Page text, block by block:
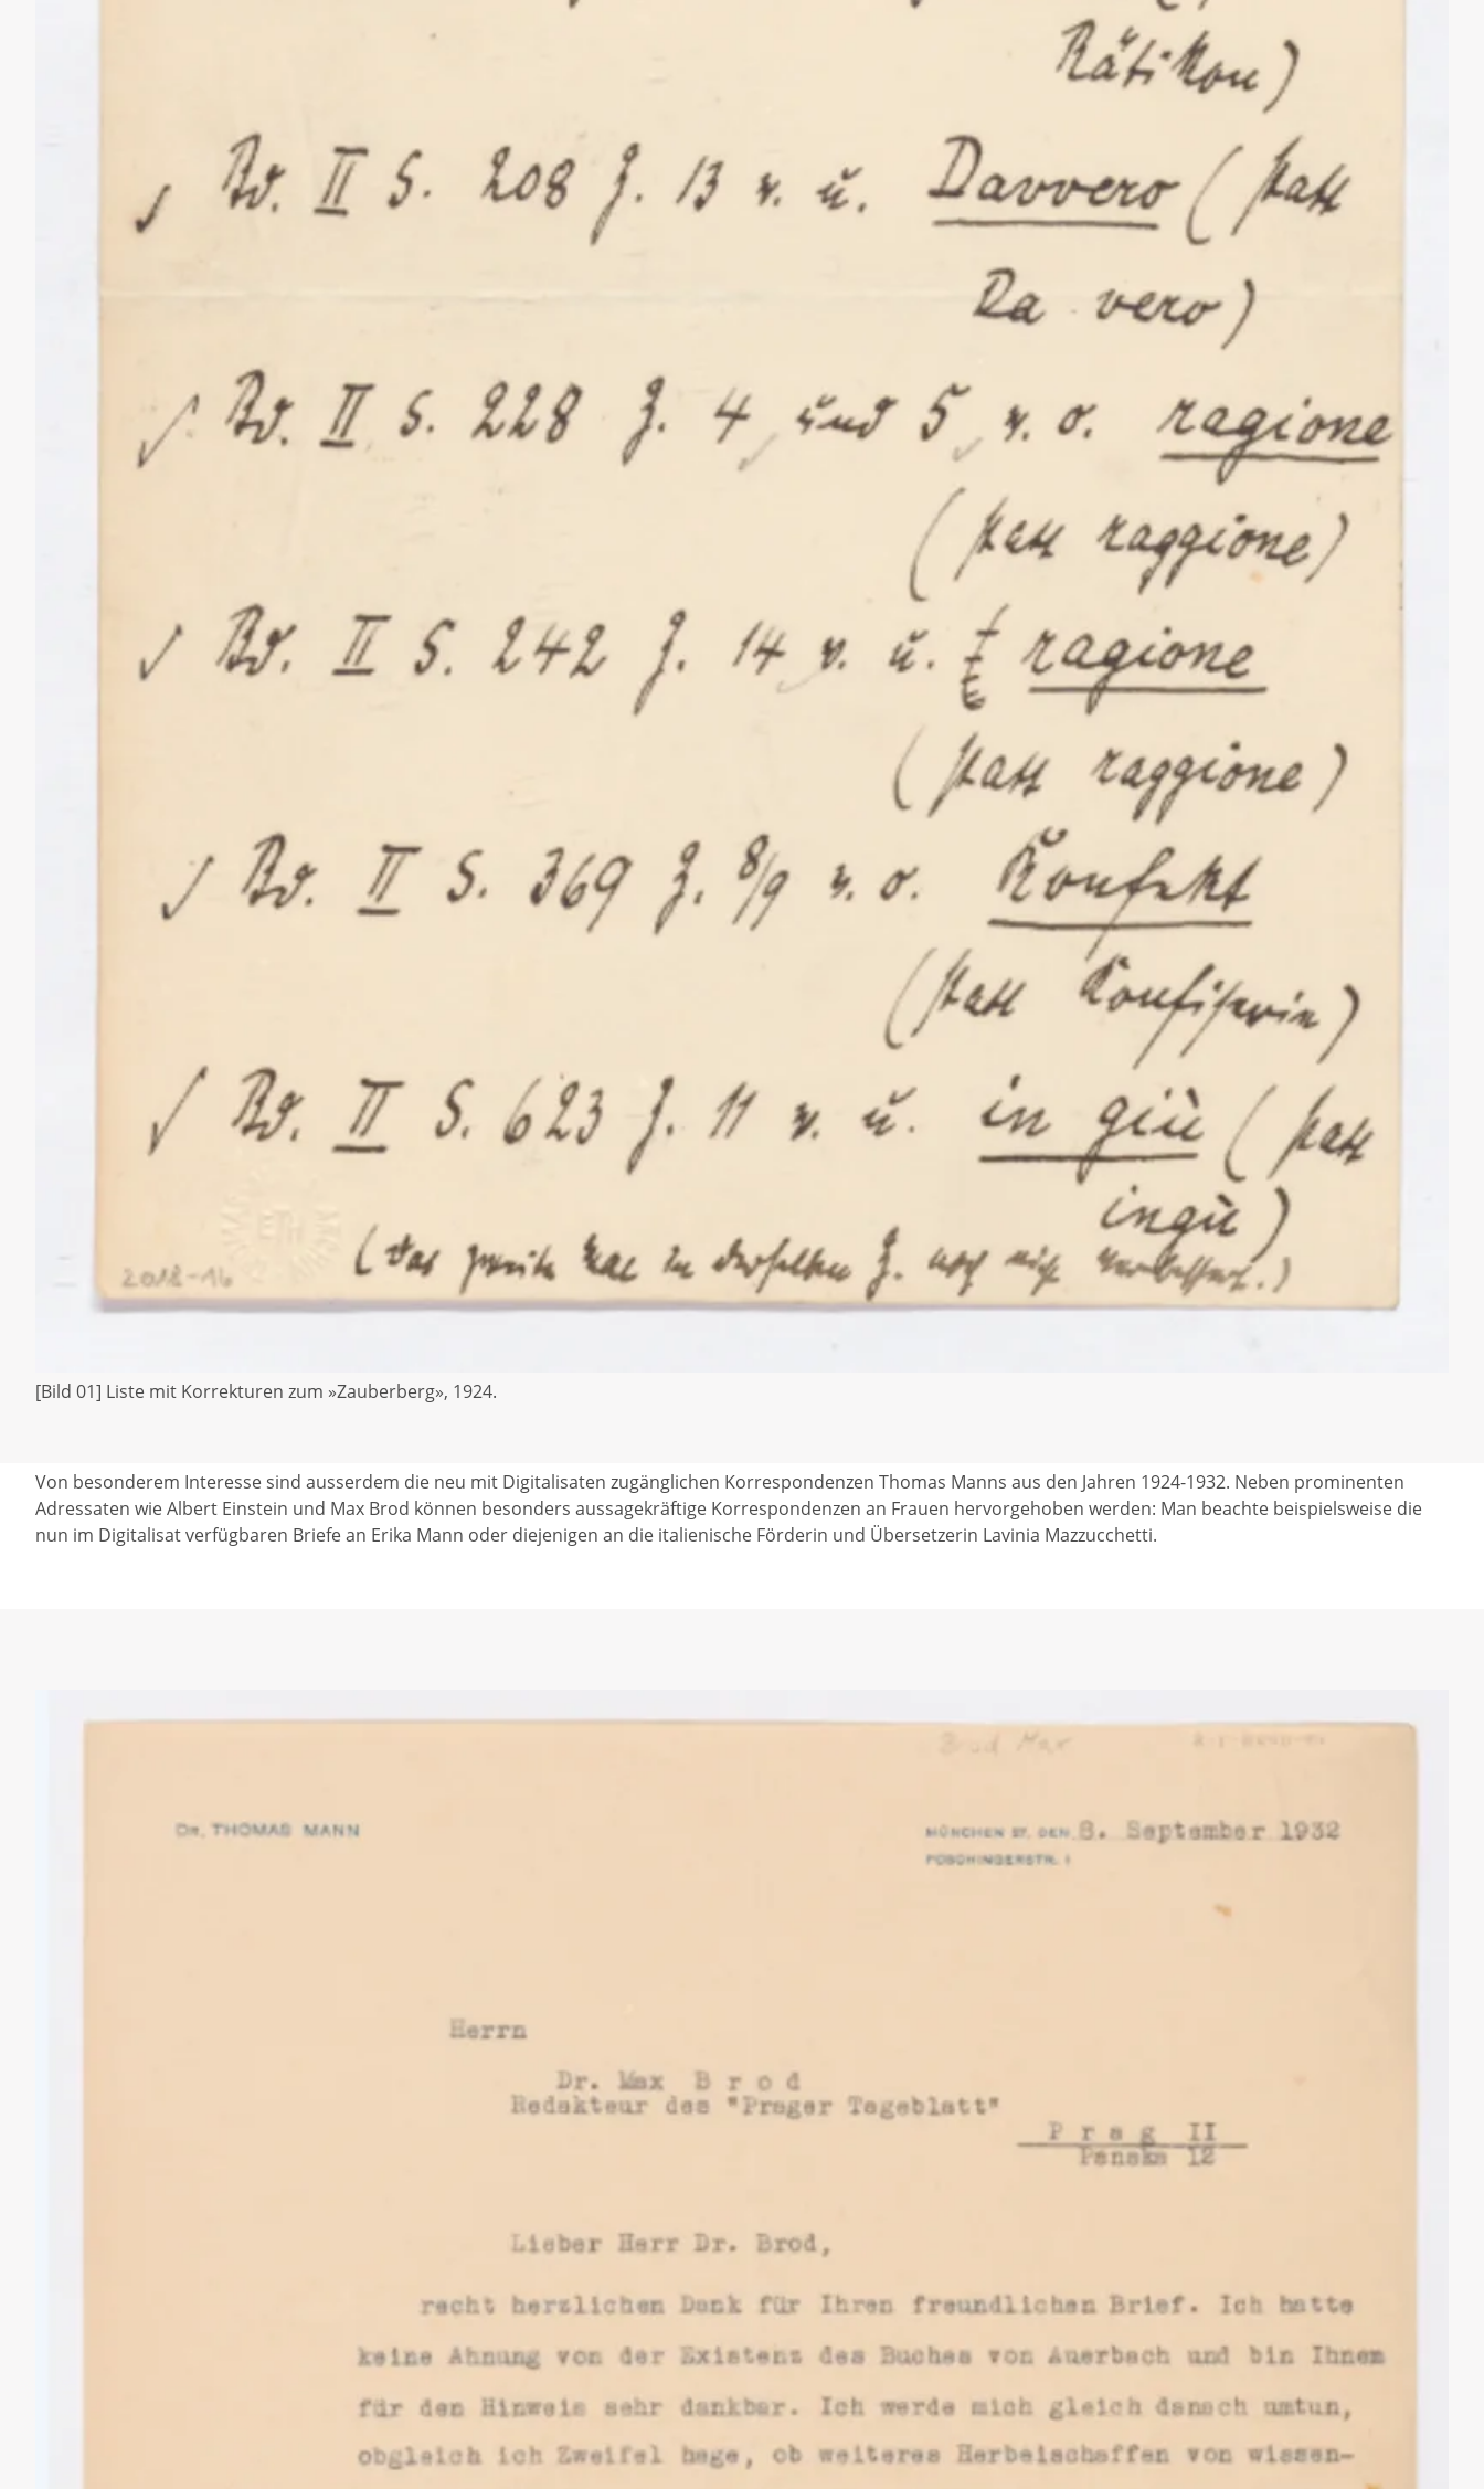
[Bild 01] Liste mit Korrekturen zum »Zauberberg», 1924.
Von besonderem Interesse sind ausserdem die neu mit Digitalisaten zugänglichen Korrespondenzen Thomas Manns aus den Jahren 1924-1932. Neben prominenten
Adressaten wie Albert Einstein und Max Brod können besonders aussagekräftige Korrespondenzen an Frauen hervorgehoben werden: Man beachte beispielsweise die
nun im Digitalisat verfügbaren Briefe an Erika Mann oder diejenigen an die italienische Förderin und Übersetzerin Lavinia Mazzucchetti.